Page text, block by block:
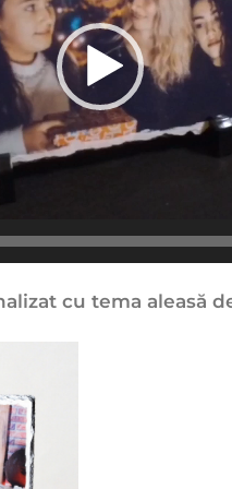
cu tema aleasă